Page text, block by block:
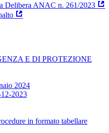
Delibera ANAC n. 261/2023
E DI PROTEZIONE
2024
2023
in formato tabellare